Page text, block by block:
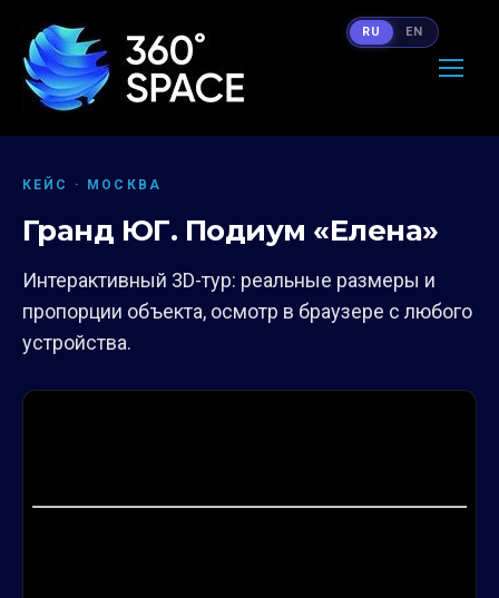
КЕЙС · МОСКВА
Гранд ЮГ. Подиум «Елена»
Интерактивный 3D-тур: реальные размеры и
пропорции объекта, осмотр в браузере с любого
устройства.
RU EN